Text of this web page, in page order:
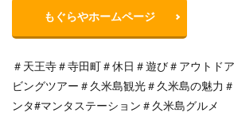
もぐらやホームページ
＃天王寺＃寺田町＃休日＃遊び＃アウトド
ビングツアー＃久米島観光＃久米島の魅力
ンタ#マンタステーション＃久米島グルメ